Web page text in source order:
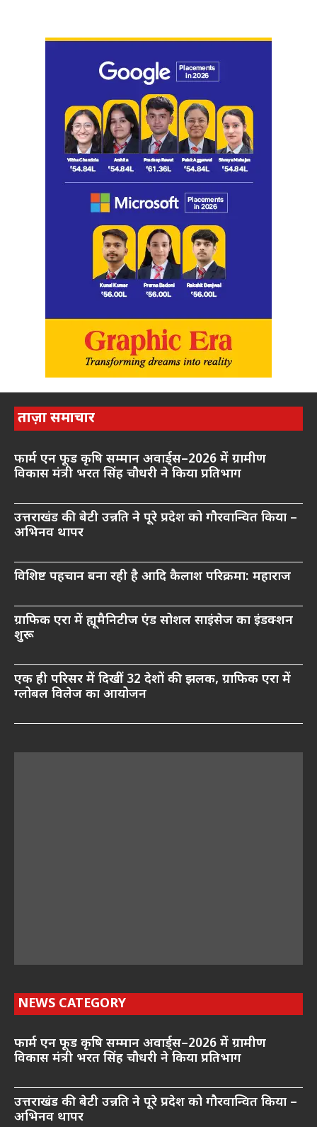
ताज़ा समाचार
फार्म एन फूड कृषि सम्मान अवार्ड्स–2026 में ग्रामीण
विकास मंत्री भरत सिंह चौधरी ने किया प्रतिभाग
उत्तराखंड की बेटी उन्नति ने पूरे प्रदेश को गौरवान्वित किया –
अभिनव थापर
विशिष्ट पहचान बना रही है आदि कैलाश परिक्रमा: महाराज
ग्राफिक एरा में ह्यूमैनिटीज एंड सोशल साइंसेज का इंडक्शन
शुरू
एक ही परिसर में दिखीं 32 देशों की झलक, ग्राफिक एरा में
ग्लोबल विलेज का आयोजन
NEWS CATEGORY
फार्म एन फूड कृषि सम्मान अवार्ड्स–2026 में ग्रामीण
विकास मंत्री भरत सिंह चौधरी ने किया प्रतिभाग
उत्तराखंड की बेटी उन्नति ने पूरे प्रदेश को गौरवान्वित किया –
अभिनव थापर